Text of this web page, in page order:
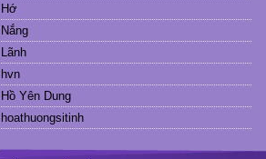
Hớ
Nắng
Lãnh
hvn
Hồ Yên Dung
hoathuongsitinh